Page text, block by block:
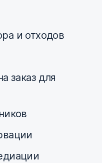
и отходов
заказ для